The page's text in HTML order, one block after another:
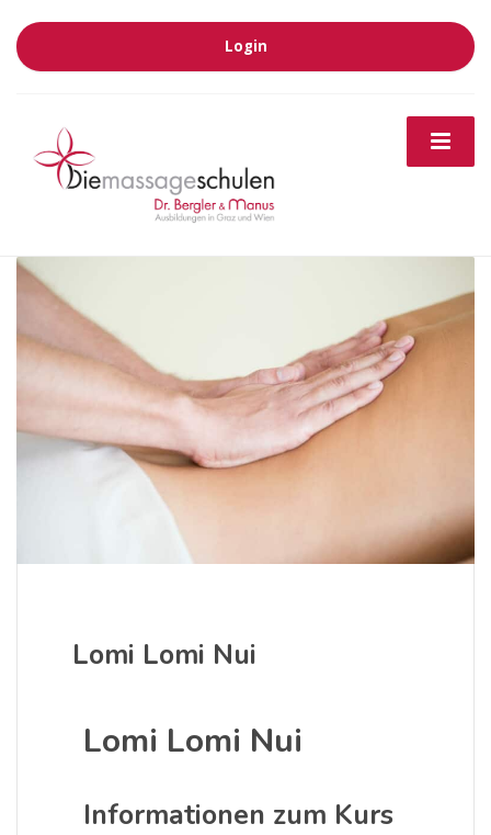
Login
Lomi Lomi Nui
Lomi Lomi Nui
Informationen zum Kurs